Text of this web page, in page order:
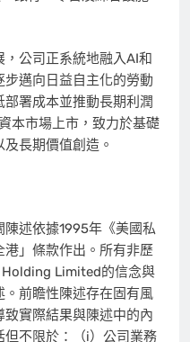
公司正系統地融入AI和
邁向日益自主化的勞動
署成本並推動長期利潤
本市場上市，致力於基礎
長期價值創造。
陳述依據1995年《美國私
」條款作出。所有非歷
Limited的信念與
前瞻性陳述存在固有風
實際結果與陳述中的內
但不限於：（i）公司業務